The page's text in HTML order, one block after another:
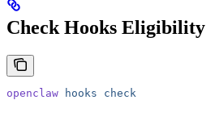
Check Hooks Eligibility
openclaw hooks check